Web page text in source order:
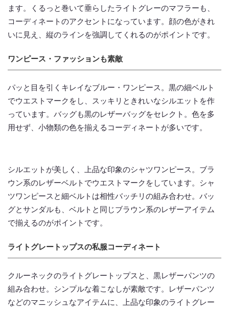
ます。くるっと巻いて垂らしたライトグレーのマフラーも、
コーディネートのアクセントになっています。顔の色がきれ
いに見え、縦のラインを強調してくれるのがポイントです。
ワンピース・ファッションも素敵
パッと目を引くキレイなブルー・ワンピース。黒の細ベルト
でウエストマークをし、スッキリときれいなシルエットを作
っています。バッグも黒のレザーバッグをセレクト。色を多
用せず、小物類の色を揃えるコーディネートが多いです。
シルエットが美しく、上品な印象のシャツワンピース。ブラ
ウン系のレザーベルトでウエストマークをしています。シャ
ツワンピースと細ベルトは相性バッチリの組み合わせ。バッ
グとサンダルも、ベルトと同じブラウン系のレザーアイテム
で揃えるのがポイントです。
ライトグレートップスの私服コーディネート
クルーネックのライトグレートップスと、黒レザーパンツの
組み合わせ。シンプルな着こなしが素敵です。レザーパンツ
などのマニッシュなアイテムに、上品な印象のライトグレー